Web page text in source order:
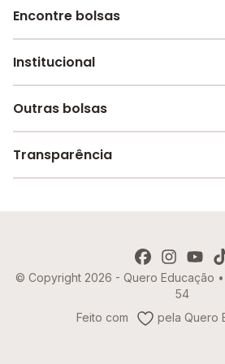
Encontre bolsas
Melhores escolas de São Paulo
Escolas por cidade e bairro
Institucional
Sobre o Melhor Escola
Revista Melhor Escola
Outras bolsas
Faculdades e universidades
Transparência
Política de Cookies
© Copyright 2026 - Quero Educação •
54
Feito com
pela Quero